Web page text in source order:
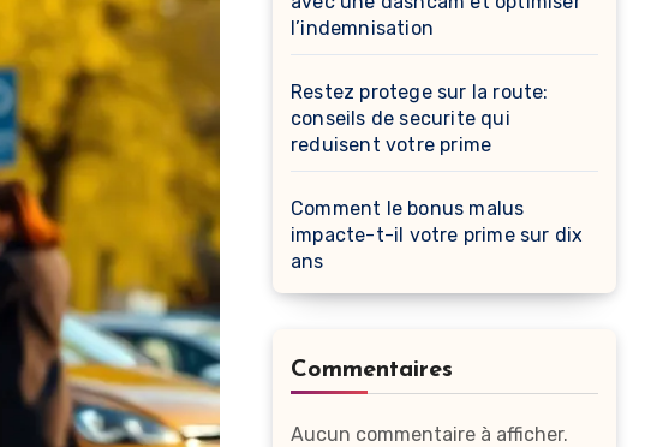
l’indemnisation
Restez protege sur la route:
conseils de securite qui
reduisent votre prime
Comment le bonus malus
impacte-t-il votre prime sur dix
ans
Commentaires
Aucun commentaire à afficher.